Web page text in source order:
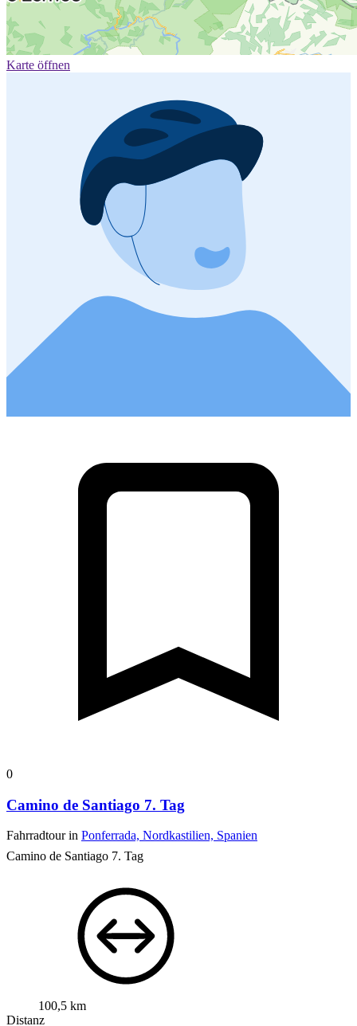
Karte öffnen
0
Camino de Santiago 7. Tag
Fahrradtour in Ponferrada, Nordkastilien, Spanien
Camino de Santiago 7. Tag
100,5 km
Distanz